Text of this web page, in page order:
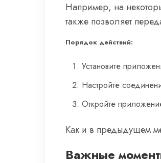
Например, на
также позволяет
Порядок действий:
Установите
Настройте
Откройте
Как и в предыдущем
Важные